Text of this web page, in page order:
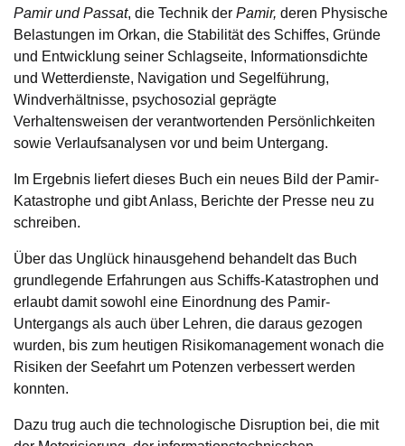
Pamir und Passat, die Technik der Pamir, deren Physische
Belastungen im Orkan, die Stabilität des Schiffes, Gründe
und Entwicklung seiner Schlagseite, Informationsdichte
und Wetterdienste, Navigation und Segelführung,
Windverhältnisse, psychosozial geprägte
Verhaltensweisen der verantwortenden Persönlichkeiten
sowie Verlaufsanalysen vor und beim Untergang.
Im Ergebnis liefert dieses Buch ein neues Bild der Pamir-
Katastrophe und gibt Anlass, Berichte der Presse neu zu
schreiben.
Über das Unglück hinausgehend behandelt das Buch
grundlegende Erfahrungen aus Schiffs-Katastrophen und
erlaubt damit sowohl eine Einordnung des Pamir-
Untergangs als auch über Lehren, die daraus gezogen
wurden, bis zum heutigen Risikomanagement wonach die
Risiken der Seefahrt um Potenzen verbessert werden
konnten.
Dazu trug auch die technologische Disruption bei, die mit